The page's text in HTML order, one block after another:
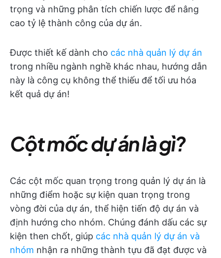
trọng và những phân tích chiến lược để nâng
cao tỷ lệ thành công của dự án.
Được thiết kế dành cho các nhà quản lý dự án
trong nhiều ngành nghề khác nhau, hướng dẫn
này là công cụ không thể thiếu để tối ưu hóa
kết quả dự án!
Cột mốc dự án là gì?
Các cột mốc quan trọng trong quản lý dự án là
những điểm hoặc sự kiện quan trọng trong
vòng đời của dự án, thể hiện tiến độ dự án và
định hướng cho nhóm. Chúng đánh dấu các sự
kiện then chốt, giúp các nhà quản lý dự án và
nhóm nhận ra những thành tựu đã đạt được và